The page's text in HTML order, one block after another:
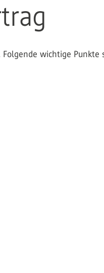
wichtige